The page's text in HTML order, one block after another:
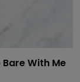
With Me